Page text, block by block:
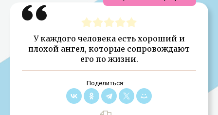
У каждого человека есть хороший и
плохой ангел, которые сопровождают
его по жизни.
Поделиться: